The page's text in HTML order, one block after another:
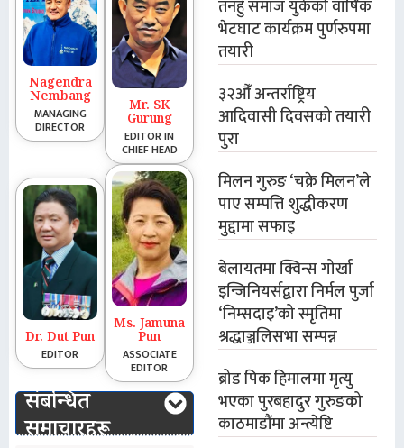
Nagendra
Nembang
MANAGING
DIRECTOR
Mr. SK
Gurung
EDITOR IN
CHIEF HEAD
Dr. Dut Pun
EDITOR
Ms. Jamuna
Pun
ASSOCIATE
EDITOR
संबन्धित
समाचारहरू
तनहुँ समाज युकेको वार्षिक
भेटघाट कार्यक्रम पुर्णरुपमा
तयारी
३२औँ अन्तर्राष्ट्रिय
आदिवासी दिवसको तयारी
पुरा
मिलन गुरुङ ‘चक्रे मिलन’ले
पाए सम्पत्ति शुद्धीकरण
मुद्दामा सफाइ
बेलायतमा क्विन्स गोर्खा
इन्जिनियर्सद्वारा निर्मल पुर्जा
‘निम्सदाइ’को स्मृतिमा
श्रद्धाञ्जलिसभा सम्पन्न
ब्रोड पिक हिमालमा मृत्यु
भएका पुरबहादुर गुरुङको
काठमाडौंमा अन्त्येष्टि